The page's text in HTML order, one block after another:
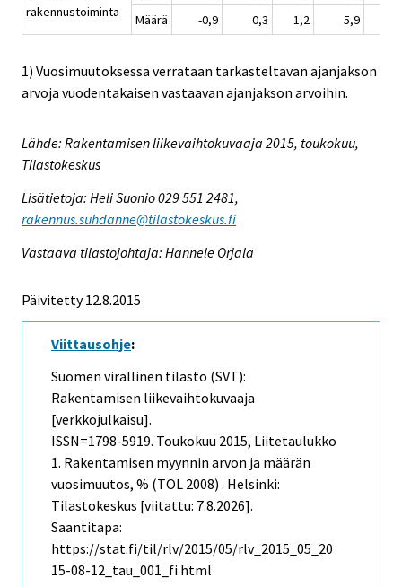
rakennustoiminta
Määrä
-0,9 0,3 1,2 5,9
1) Vuosimuutoksessa verrataan tarkasteltavan ajanjakson
arvoja vuodentakaisen vastaavan ajanjakson arvoihin.
Lähde: Rakentamisen liikevaihtokuvaaja 2015, toukokuu,
Tilastokeskus
Lisätietoja: Heli Suonio 029 551 2481,
rakennus.suhdanne@tilastokeskus.fi
Vastaava tilastojohtaja: Hannele Orjala
Päivitetty 12.8.2015
Viittausohje:
Suomen virallinen tilasto (SVT):
Rakentamisen liikevaihtokuvaaja
[verkkojulkaisu].
ISSN=1798-5919. Toukokuu 2015, Liitetaulukko
1. Rakentamisen myynnin arvon ja määrän
vuosimuutos, % (TOL 2008) . Helsinki:
Tilastokeskus [viitattu: 7.8.2026].
Saantitapa:
https://stat.fi/til/rlv/2015/05/rlv_2015_05_20
15-08-12_tau_001_fi.html